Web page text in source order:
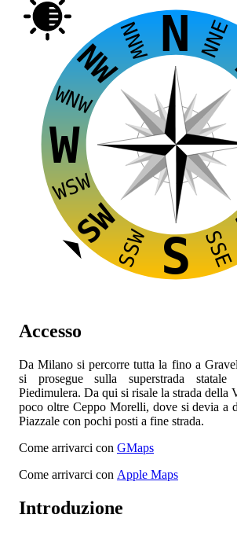
W
S
N
NW
SW
NNE
SSE
SSW
WSW
WNW
NNW
Accesso
Da Milano si percorre tutta la fino a
si prosegue sulla superstrada statale
Piedimulera. Da qui si risale la strada della
poco oltre Ceppo Morelli, dove si devia a
Piazzale con pochi posti a fine strada.
Come arrivarci con GMaps
Come arrivarci con Apple Maps
Introduzione